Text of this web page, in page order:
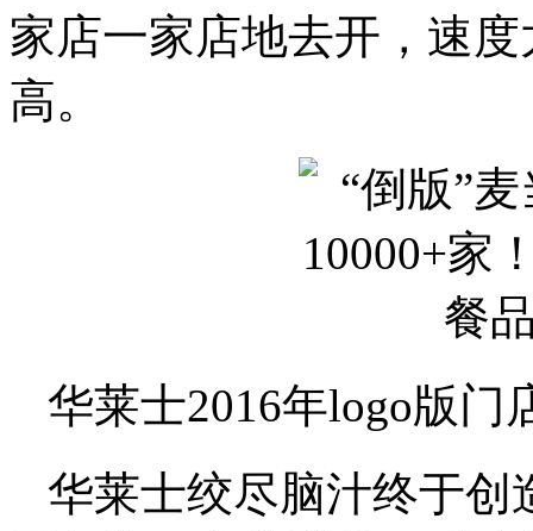
家店一家店地去开，速
高。
华莱士2016年logo版门
华莱士绞尽脑汁终于创